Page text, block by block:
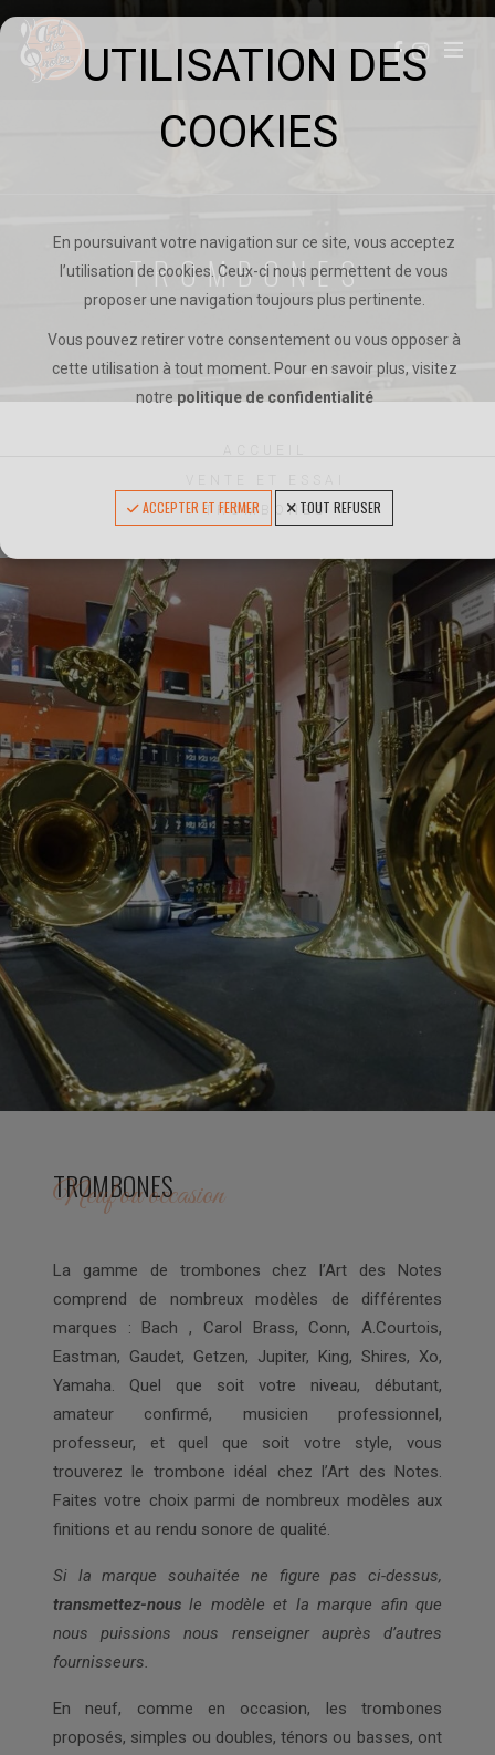
TROMBONES
TROMBONES
Neuf ou occasion
TROMBONES
La gamme de trombones chez l’Art des Notes
comprend de nombreux modèles de différentes
marques : Bach , Carol Brass, Conn, A.Courtois,
Eastman, Gaudet, Getzen, Jupiter, King, Shires, Xo,
Yamaha. Quel que soit votre niveau, débutant,
amateur confirmé, musicien professionnel,
professeur, et quel que soit votre style, vous
trouverez le trombone idéal chez l’Art des Notes.
Faites votre choix parmi de nombreux modèles aux
finitions et au rendu sonore de qualité.
Si la marque souhaitée ne figure pas ci-dessus,
transmettez-nous le modèle et la marque afin que
nous puissions nous renseigner auprès d’autres
fournisseurs.
En neuf, comme en occasion, les trombones
proposés, simples ou doubles, ténors ou basses, ont
UTILISATION DES
COOKIES
En poursuivant votre navigation sur ce site, vous acceptez
l’utilisation de cookies. Ceux-ci nous permettent de vous
proposer une navigation toujours plus pertinente.
Vous pouvez retirer votre consentement ou vous opposer à
cette utilisation à tout moment. Pour en savoir plus, visitez
notre politique de confidentialité
ACCEPTER ET FERMER TOUT REFUSER